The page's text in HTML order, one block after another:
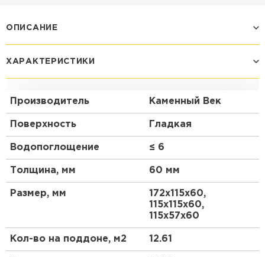
ОПИСАНИЕ
ХАРАКТЕРИСТИКИ
Производитель Каменный Век
Поверхность Гладкая
Водопоглощение ≤ 6
Толщина, мм 60 мм
Размер, мм
172х115х60,
115х115х60,
115х57х60
Кол-во на поддоне, м2 12.61